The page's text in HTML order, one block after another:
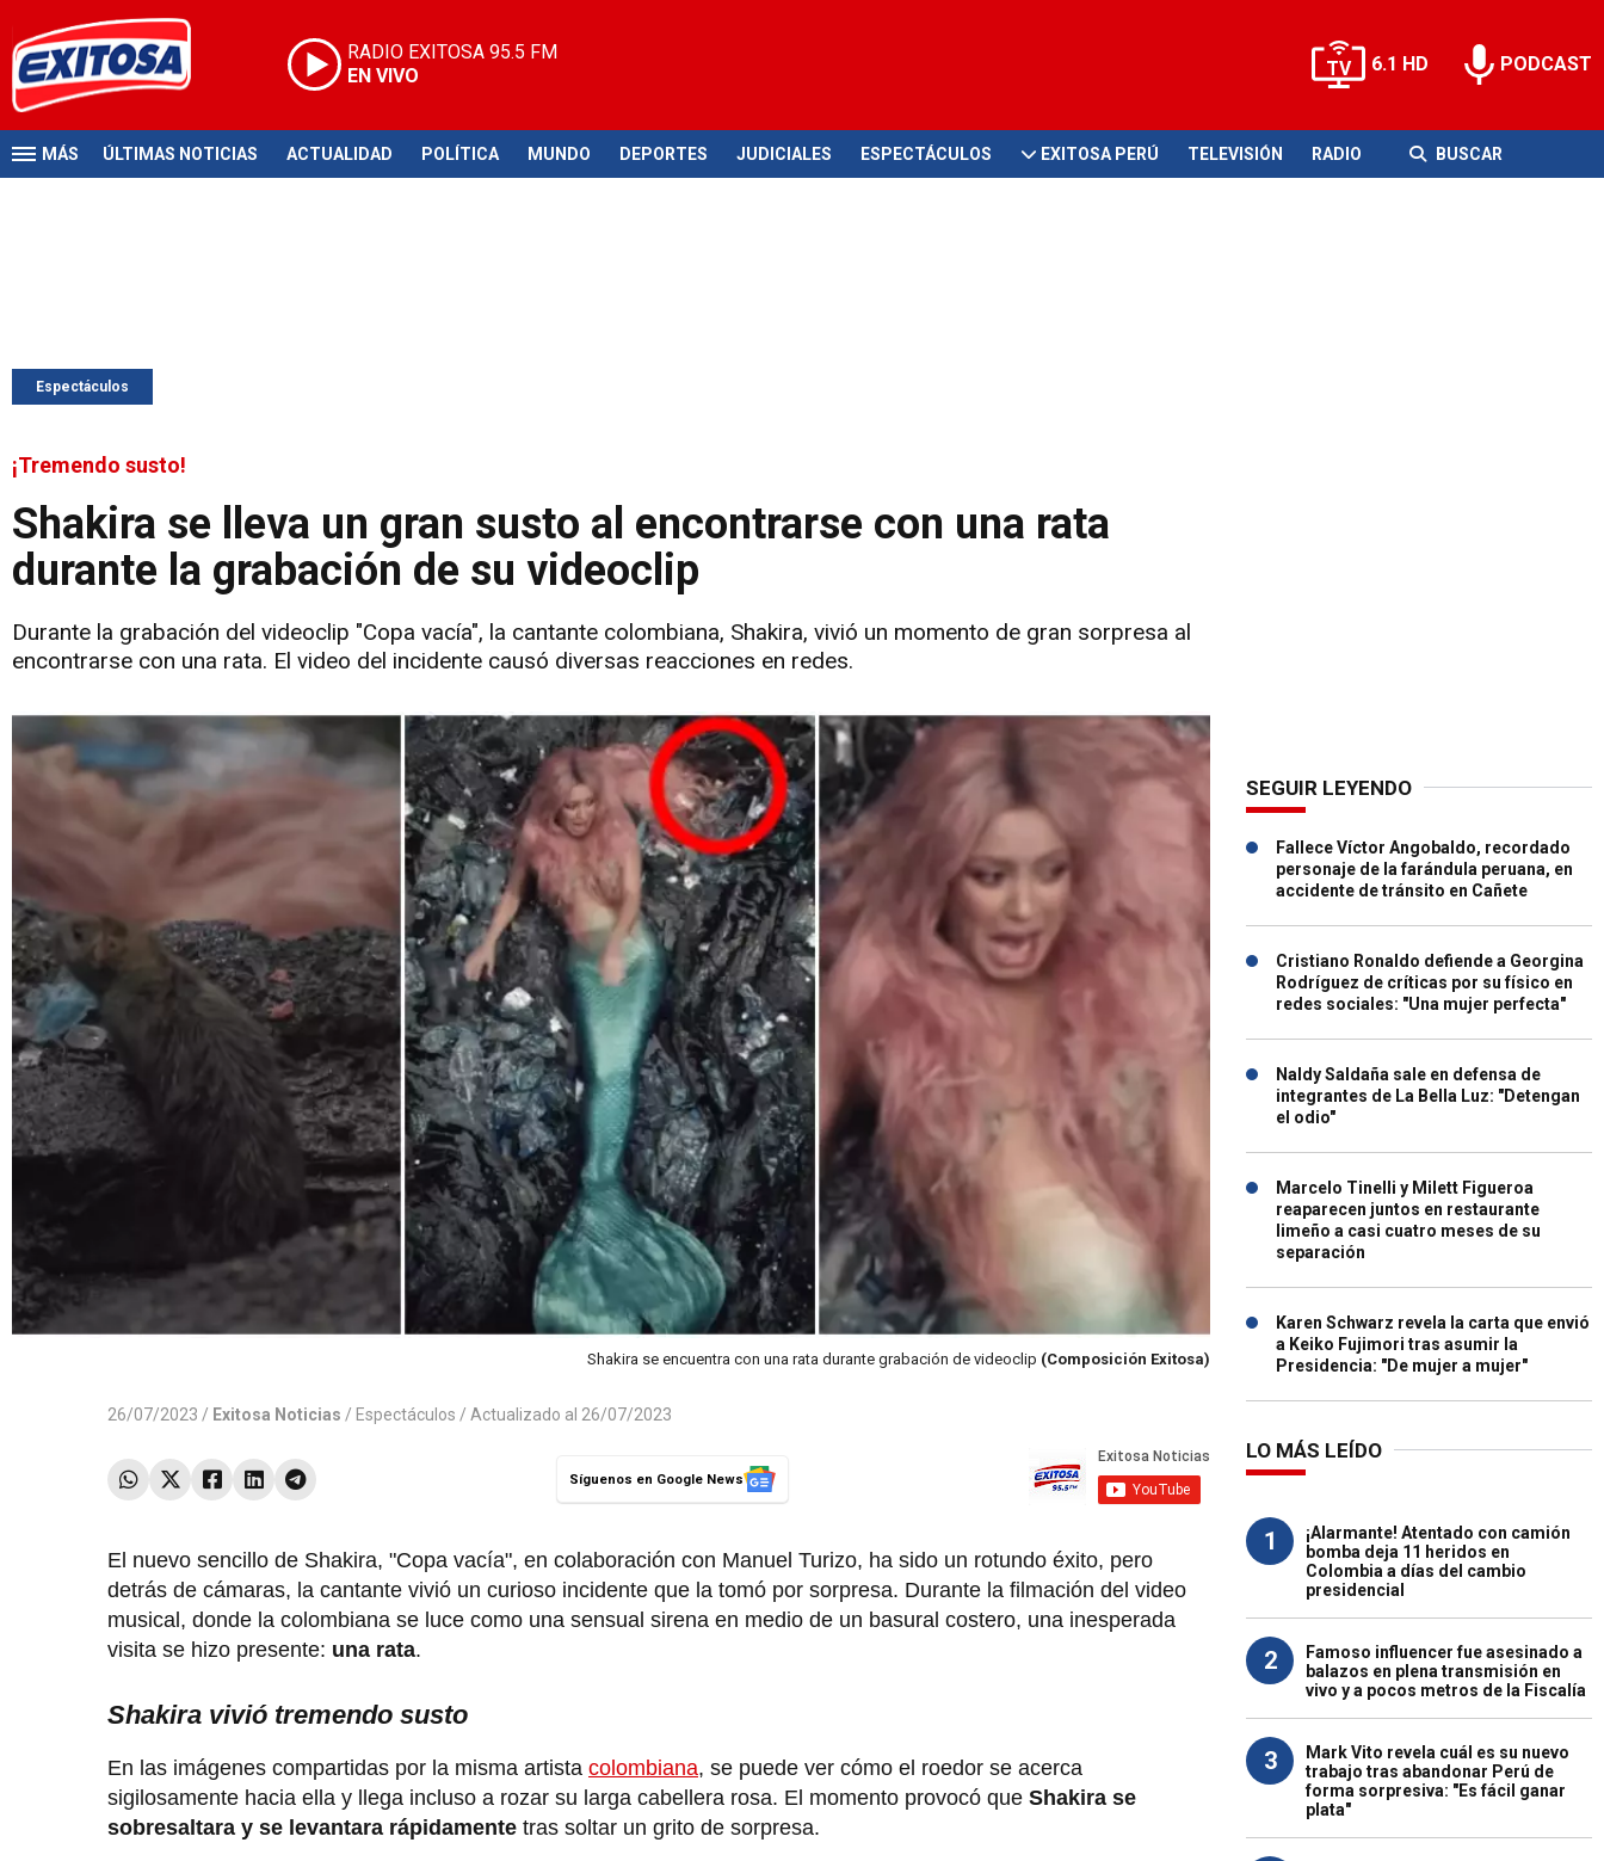
RADIO EXITOSA 95.5 FM
EN VIVO
6.1 HD PODCAST
MÁS ÚLTIMAS NOTICIAS ACTUALIDAD POLÍTICA MUNDO DEPORTES JUDICIALES ESPECTÁCULOS EXITOSA PERÚ TELEVISIÓN RADIO BUSCAR
Espectáculos
¡Tremendo susto!
Shakira se lleva un gran susto al encontrarse con una rata
durante la grabación de su videoclip
Durante la grabación del videoclip "Copa vacía", la cantante colombiana, Shakira, vivió un momento de gran sorpresa al
encontrarse con una rata. El video del incidente causó diversas reacciones en redes.
Shakira se encuentra con una rata durante grabación de videoclip (Composición Exitosa)
26/07/2023 / Exitosa Noticias / Espectáculos / Actualizado al 26/07/2023
Síguenos en Google News
El nuevo sencillo de Shakira, "Copa vacía", en colaboración con Manuel Turizo, ha sido un rotundo éxito, pero
detrás de cámaras, la cantante vivió un curioso incidente que la tomó por sorpresa. Durante la filmación del video
musical, donde la colombiana se luce como una sensual sirena en medio de un basural costero, una inesperada
visita se hizo presente: una rata.
Shakira vivió tremendo susto
En las imágenes compartidas por la misma artista colombiana, se puede ver cómo el roedor se acerca
sigilosamente hacia ella y llega incluso a rozar su larga cabellera rosa. El momento provocó que Shakira se
sobresaltara y se levantara rápidamente tras soltar un grito de sorpresa.
SEGUIR LEYENDO
Fallece Víctor Angobaldo, recordado
personaje de la farándula peruana, en
accidente de tránsito en Cañete
Cristiano Ronaldo defiende a Georgina
Rodríguez de críticas por su físico en
redes sociales: "Una mujer perfecta"
Naldy Saldaña sale en defensa de
integrantes de La Bella Luz: "Detengan
el odio"
Marcelo Tinelli y Milett Figueroa
reaparecen juntos en restaurante
limeño a casi cuatro meses de su
separación
Karen Schwarz revela la carta que envió
a Keiko Fujimori tras asumir la
Presidencia: "De mujer a mujer"
LO MÁS LEÍDO
1
¡Alarmante! Atentado con camión
bomba deja 11 heridos en
Colombia a días del cambio
presidencial
2
Famoso influencer fue asesinado a
balazos en plena transmisión en
vivo y a pocos metros de la Fiscalía
3
Mark Vito revela cuál es su nuevo
trabajo tras abandonar Perú de
forma sorpresiva: "Es fácil ganar
plata"